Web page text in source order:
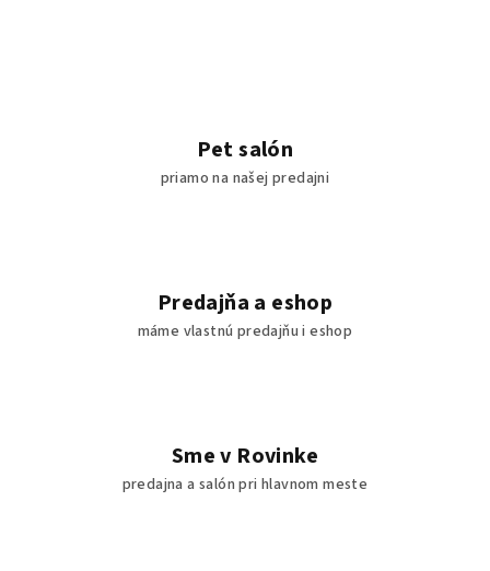
Pet salón
priamo na našej predajni
Predajňa a eshop
máme vlastnú predajňu i eshop
Sme v Rovinke
predajna a salón pri hlavnom meste